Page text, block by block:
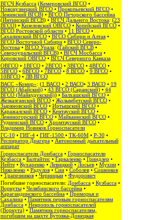
ВГСЧ Кузбасса(Кемеровский ВГСО•
Новокузнецкий ВГСО• Прокопьевский ВГСО•
Ленинский ВГСВ) • ВГСО Печорского бассейна
(Интинский ВГСВ) • ВГСЧ Дальнего Востока: (23
ВГСО) • Кизеловский ОВГСО• Копейский ВГСО•
ВГСО Ростовской области• 11 ВГСО•
Сахалинский ВГСО‎ • ВГСО Сибири и Алтая‎ •
ВГСО Восточной Сибири• ВГСО Северо-
Востока‎‎ • ВГСО Урала: (Гайский ВГСВ•
Североуральский ВГСВ) • ВГСЧ Мосбасса•
Кировский ОВГСО• ВГСЧ Северного Кавказа
ОВГСО• 1ВГСО• 2ВГСО• 3ВГСО• 4ВГСО•
5ВГСО• 6ВГСО• 7ВГСО• 8 ВГСО• 9 ВГСО•
10ВГСО• ЛВ ВГСО
ВАСС «Комир»: (1 ВАСО• 2 ВАСО• 3 ВАСО• 19
ВГСО (Абайский)• 43 ВГСО (Саранский)• 44
ВГСО (Майкудукский)) • Балхашский ВГСО•
Жезказганский ВГСО• Жолымбетский ВГСО•
Зыряновский ВГСО• Иртышский ВГСО•
Каражалский ВГСО• Кентауский ВГСО•
Лениногорский ВГСО• Майкаинский ВГСО•
Рудненский ВГСО• Хромтауский ВГСО•
Владимир Новиков.Горноспасатели
ГС-10 • ГИГ-4• ГИГ-1500 • ТК-60М• Р-30 •
Респиратор Драгера• Автономный дыхательный
аппарат
Горноспасатели Донбасса• Горноспасатели
Кузбасса• Балтайтис• Гаркаленко • Гриндлер •
Иейте• Кухаренко • Левицкий• Лосьев• Мухин•
Николенко • Радулов• Син• Соболев• Сошников
• Трапезников• Черницын• Федорович
Погибшие горноспасатели: Донбасса• Кузбасса•
Воркуты• Челябинского бассейна•
Карагандинского бассейна• Приморья и
Сахалина• Памятник первым горноспасателям
Донбасса• Некрополь горноспасателей
(Воркута)• Памятник горноспасателям,
погибшим на шахте Бутовка-Донецкая